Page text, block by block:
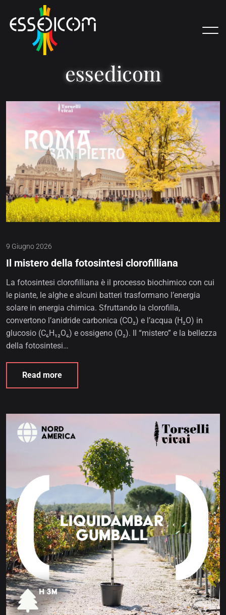
essedicom
9 Giugno 2026
Il mistero della fotosintesi clorofilliana
La fotosintesi clorofilliana è il processo biochimico con cui
le piante, le alghe e alcuni batteri trasformano l’energia
solare in energia chimica. Sfruttando la clorofilla,
convertono l’anidride carbonica (CO₂) e l’acqua (H₂O) in
glucosio (C₆H₁₂O₆) e ossigeno (O₂). Il “mistero” e la bellezza
della fotosintesi…
Read more